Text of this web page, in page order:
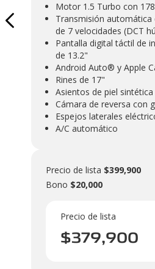
Motor 1.5 Turbo con
Transmisión automática
de 7 velocidades (DCT
Pantalla digital táctil de
de 13.2"
Android Auto® y Apple
Rines de 17"
Asientos de piel sintética
Cámara de reversa con
Espejos laterales
A/C automático
Precio de lista $399,900
Bono $20,000
Precio de lista
$379,900